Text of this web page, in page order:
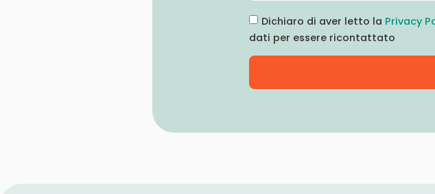
Dichiaro di aver letto la Privacy
dati per essere ricontattato